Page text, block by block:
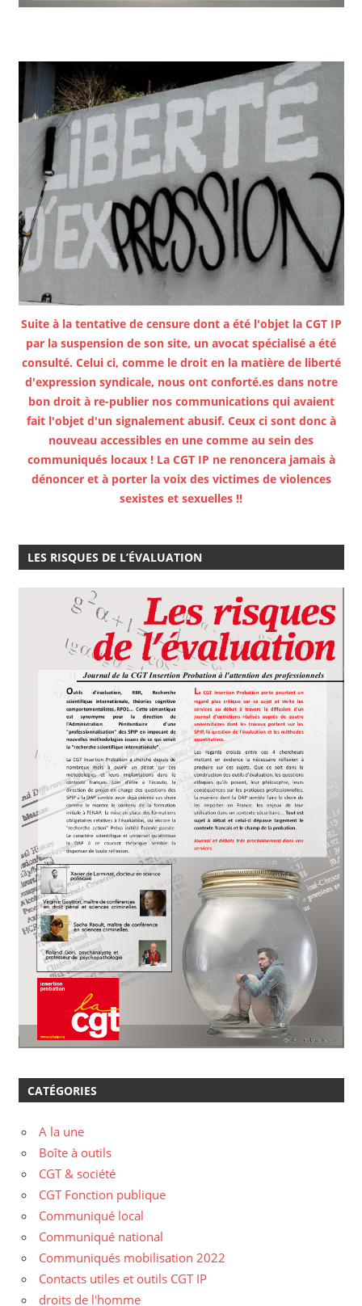
Suite à la tentative de censure dont a été l'objet la CGT IP
par la suspension de son site, un avocat spécialisé a été
consulté. Celui ci, comme le droit en la matière de liberté
d'expression syndicale, nous ont conforté.es dans notre
bon droit à re-publier nos communications qui avaient
fait l'objet d'un signalement abusif. Ceux ci sont donc à
nouveau accessibles en une comme au sein des
communiqués locaux ! La CGT IP ne renoncera jamais à
dénoncer et à porter la voix des victimes de violences
sexistes et sexuelles !!
LES RISQUES DE L’ÉVALUATION
CATÉGORIES
A la une
Boîte à outils
CGT & société
CGT Fonction publique
Communiqué local
Communiqué national
Communiqués mobilisation 2022
Contacts utiles et outils CGT IP
droits de l'homme